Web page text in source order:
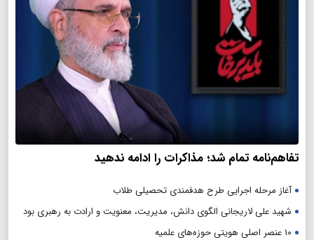
تفاهم‌نامه تمام شد؛ مذاکرات را ادامه ندهید
آغاز مرحله اجرایی طرح هدفمندی تحصیلی طلاب
شهید علی لاریجانی الگوی دانش، مدیریت، معنویت و ارادت به رهبری بود
۱۰ عنصر اصلی هویتی حوزه‌های علمیه